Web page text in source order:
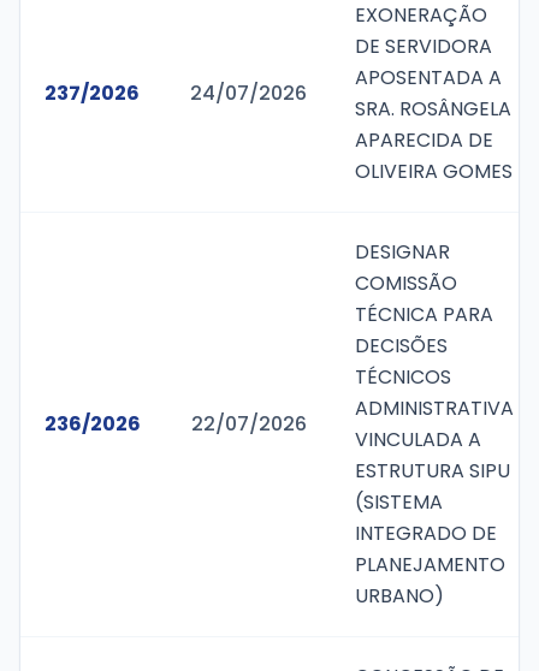
237/2026 24/07/2026
EXONERAÇÃO
DE SERVIDORA
APOSENTADA A
SRA. ROSÂNGELA
APARECIDA DE
OLIVEIRA GOMES
236/2026 22/07/2026
DESIGNAR
COMISSÃO
TÉCNICA PARA
DECISÕES
TÉCNICOS
ADMINISTRATIVA
VINCULADA A
ESTRUTURA SIPU
(SISTEMA
INTEGRADO DE
PLANEJAMENTO
URBANO)